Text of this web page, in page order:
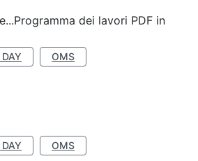
dei lavori PDF in
OMS
OMS